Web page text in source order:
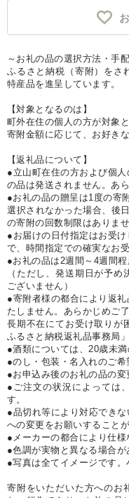
～お礼の品の選択方法・手
ふるさと納税（寄附）をさ
特産品を進呈しています。
【対象となるのは】
町外在住の個人の方が対象と
寄附金額に応じて、お好き
【返礼品について】
●立山町在住の方および個
の品は発送されません。あ
●お礼の品の贈呈は1度の寄
選択されなかった場合、後
の寄附の回数制限はありませ
●お届けの日付指定はお受
で、時間指定での確実なお
●お礼の品は2週間～4週間程
（ただし、発送期日が予
ございません）
●寄附者様の都合により返
たしません。あらかじめご
長期不在にてお受け取りが
ふるさと納税返礼品事務局
●酒類については、20歳未
●のし・包装・名入れのご希
●お申込み後のお礼の品の変
●ご注文の状況によっては
す。
●品切れ等により対応でき
への変更をお願いすることが
●メーカーの都合により仕様
●色調が実物と異なる場合が
●写真は全てイメージです。
寄附をいただいた方へのお